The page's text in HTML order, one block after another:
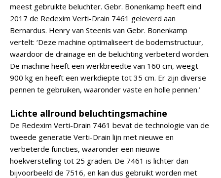
meest gebruikte beluchter. Gebr. Bonenkamp heeft eind
2017 de Redexim Verti-Drain 7461 geleverd aan
Bernardus. Henry van Steenis van Gebr. Bonenkamp
vertelt: ‘Deze machine optimaliseert de bodemstructuur,
waardoor de drainage en de beluchting verbeterd worden.
De machine heeft een werkbreedte van 160 cm, weegt
900 kg en heeft een werkdiepte tot 35 cm. Er zijn diverse
pennen te gebruiken, waaronder vaste en holle pennen.’
Lichte allround beluchtingsmachine
De Redexim Verti-Drain 7461 bevat de technologie van de
tweede generatie Verti-Drain lijn met nieuwe en
verbeterde functies, waaronder een nieuwe
hoekverstelling tot 25 graden. De 7461 is lichter dan
bijvoorbeeld de 7516, en kan dus gebruikt worden met